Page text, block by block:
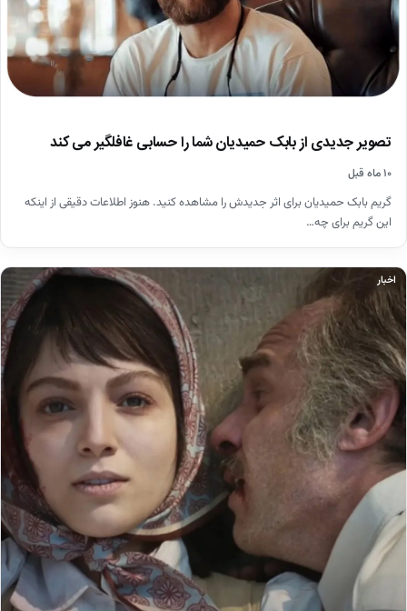
تصویر جدیدی از بابک حمیدیان شما را حسابی غافلگیر می کند
۱۰ ماه قبل
گریم بابک حمیدیان برای اثر جدیدش را مشاهده کنید. هنوز اطلاعات دقیقی از اینکه
این گریم برای چه…
اخبار